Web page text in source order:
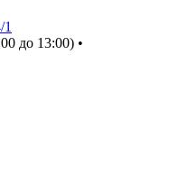
до 13:00) •